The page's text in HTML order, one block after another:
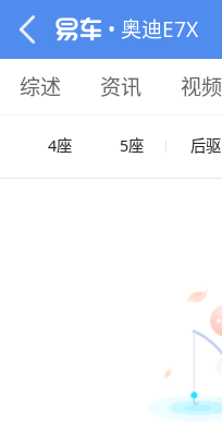
• 奥迪E7X
综述 资讯 视频
4座 5座 后驱